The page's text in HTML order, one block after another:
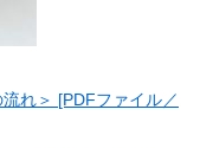
れ＞ [PDFファイル／